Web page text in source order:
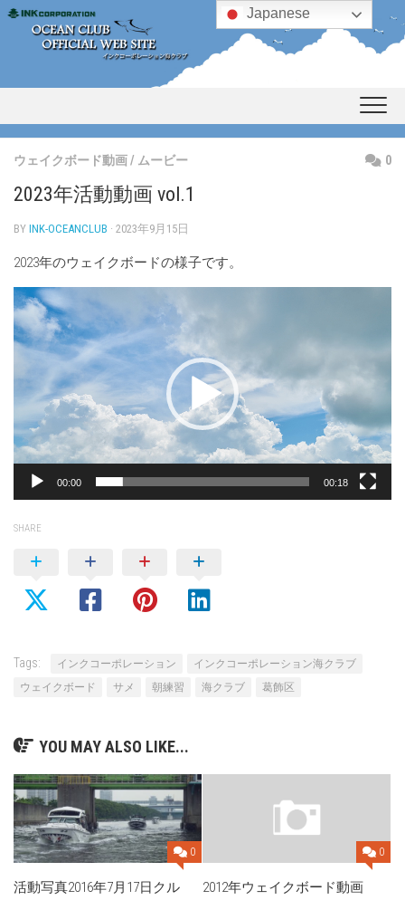
Skip
content
ウェイクボード動画/ ムービー 0
2023年活動動画 vol.1
BY INK-OCEANCLUB · 2023年9月15日
2023年のウェイクボードの様子です。
動
画
プ
ヤ
ー
00:00 00:18
SHARE
Tags: インクコーポレーション
インクコーポレーション海クラブ
ウェイクボード
サメ 朝練習 海クラブ 葛飾区
YOU MAY ALSO LIKE...
0
活動写真2016年7月17日クル
0
2012年ウェイクボード動画
Japanese